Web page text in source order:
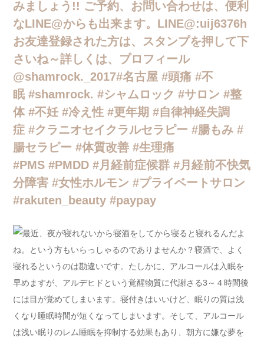
みましょう!! ご予約、お問い合わせは、便利
なLINE@からも出来ます。LINE@:uij6376h
お友達登録された方は、スタンプを押して下
さいね～詳しくは、プロフィール
@shamrock._2017#名古屋 #頭痛 #不
眠 #shamrock. #シャムロック #サロン #整
体 #不妊 #冷え性 #更年期 #自律神経失調
症 #クラニオセイクラルセラピー #腸もみ #
腸セラピー #体質改善 #生理痛
#PMS #PMDD #月経前症候群 #月経前不快気
分障害 #女性ホルモン #プライベートサロン
#rakuten_beauty #paypay